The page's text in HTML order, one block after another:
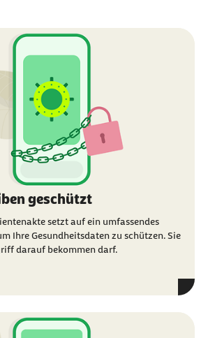
geschützt
setzt auf ein umfassendes
Ihre Gesundheitsdaten zu schützen. Sie
darauf bekommen darf.